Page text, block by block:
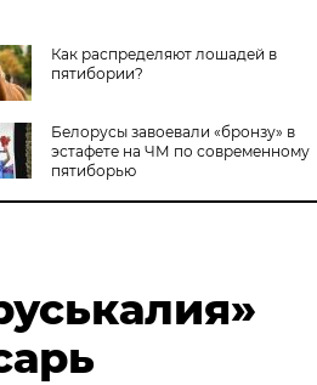
Как распределяют лошадей в
пятибории?
Белорусы завоевали «бронзу» в
эстафете на ЧМ по современному
пятиборью